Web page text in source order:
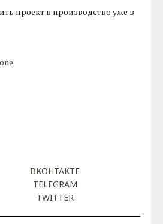
проект в производство уже в
ВКОНТАКТЕ
TELEGRAM
TWITTER